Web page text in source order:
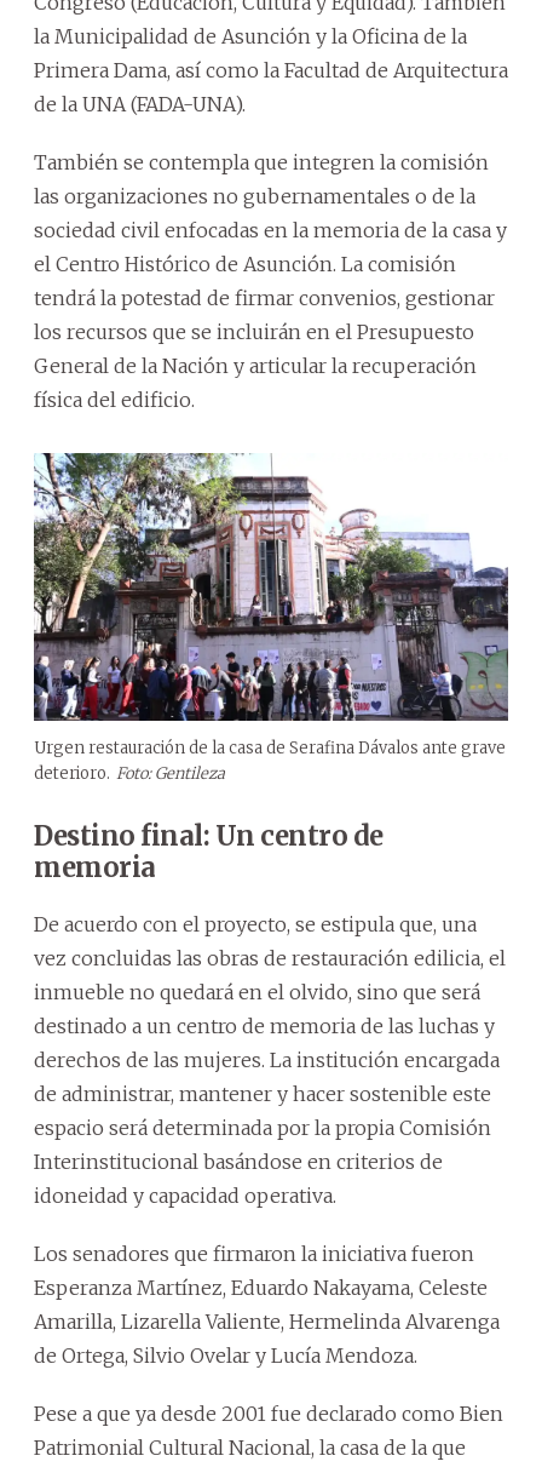
la Municipalidad de Asunción y la Oficina de la
Primera Dama, así como la Facultad de Arquitectura
de la UNA (FADA-UNA).
También se contempla que integren la comisión
las organizaciones no gubernamentales o de la
sociedad civil enfocadas en la memoria de la casa y
el Centro Histórico de Asunción. La comisión
tendrá la potestad de firmar convenios, gestionar
los recursos que se incluirán en el Presupuesto
General de la Nación y articular la recuperación
física del edificio.
Urgen restauración de la casa de Serafina Dávalos ante grave
deterioro. Foto: Gentileza
Destino final: Un centro de
memoria
De acuerdo con el proyecto, se estipula que, una
vez concluidas las obras de restauración edilicia, el
inmueble no quedará en el olvido, sino que será
destinado a un centro de memoria de las luchas y
derechos de las mujeres. La institución encargada
de administrar, mantener y hacer sostenible este
espacio será determinada por la propia Comisión
Interinstitucional basándose en criterios de
idoneidad y capacidad operativa.
Los senadores que firmaron la iniciativa fueron
Esperanza Martínez, Eduardo Nakayama, Celeste
Amarilla, Lizarella Valiente, Hermelinda Alvarenga
de Ortega, Silvio Ovelar y Lucía Mendoza.
Pese a que ya desde 2001 fue declarado como Bien
Patrimonial Cultural Nacional, la casa de la que